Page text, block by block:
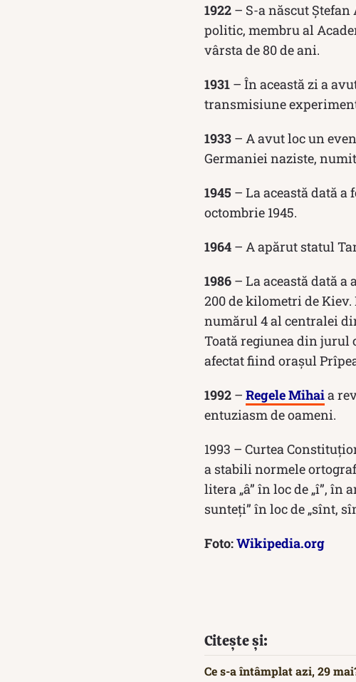
1922 – S-a născut
politic, membru al
vârsta de 80 de ani.
1931 – În această zi a
transmisiune
1933 – A avut loc un
Germaniei naziste,
1945 – La această dată
octombrie 1945.
1964 – A apărut statul
1986 – La această dată
200 de kilometri de
numărul 4 al centralei
Toată regiunea din jurul
afectat fiind orașul
1992 – Regele Mihaia
entuziasm de oameni.
1993 – Curtea
a stabili normele
litera „â” în loc de „î”, în
sunteți” în loc de „sînt,
Foto:Wikipedia.org
Citește și:
Ce s-a întâmplat azi, 29